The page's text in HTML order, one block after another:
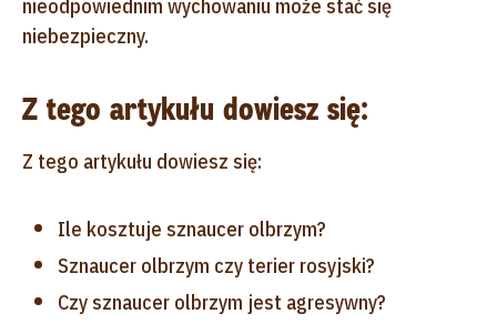
nieodpowiednim wychowaniu może stać się
niebezpieczny.
Z tego artykułu dowiesz się:
Z tego artykułu dowiesz się:
Ile kosztuje sznaucer olbrzym?
Sznaucer olbrzym czy terier rosyjski?
Czy sznaucer olbrzym jest agresywny?